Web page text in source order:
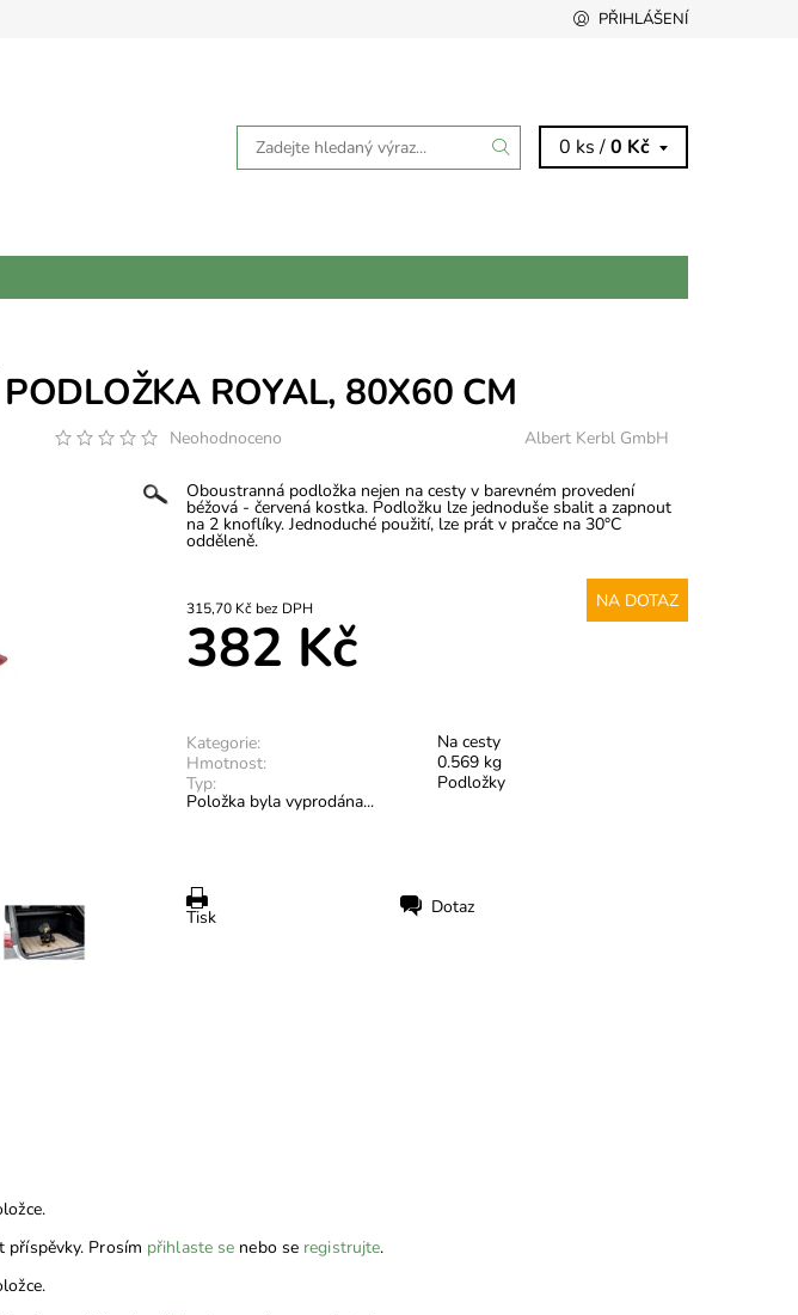
PŘIHLÁŠENÍ
0 ks /0 Kč
ROYAL, 80X60 CM
Neohodnoceno Albert Kerbl GmbH
Oboustranná podložka nejen na cesty v barevném provedení
béžová - červená kostka. Podložku lze jednoduše sbalit a zapnout
na 2 knoflíky. Jednoduché použití, lze prát v pračce na 30°C
odděleně.
315,70 Kč bez DPH NA DOTAZ
382 Kč
Kategorie:
Na cesty
Hmotnost:
0.569 kg
Typ:
Podložky
Položka byla vyprodána...
Tisk
Dotaz
příspěvky. Prosím přihlaste se nebo se registrujte.